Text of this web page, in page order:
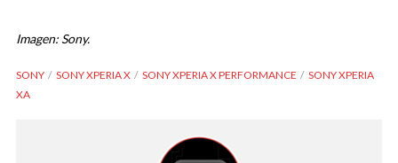
Imagen: Sony.
SONY SONY XPERIA X SONY XPERIA X PERFORMANCE
SONY XPERIA
XA